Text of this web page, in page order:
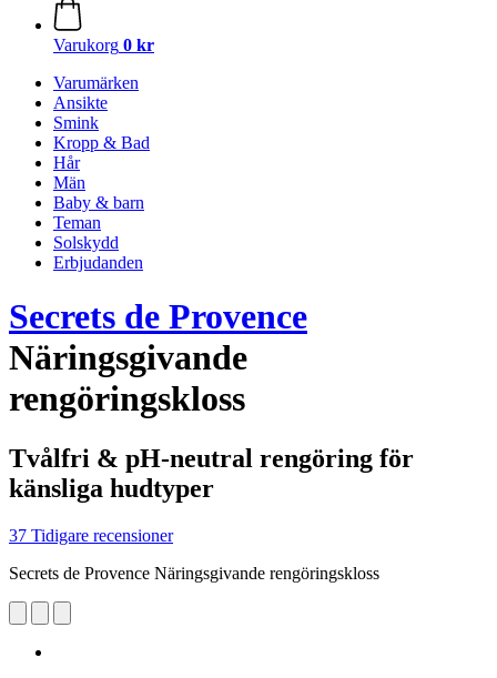
Varukorg 0 kr
Varumärken
Ansikte
Smink
Kropp & Bad
Hår
Män
Baby & barn
Teman
Solskydd
Erbjudanden
Secrets de Provence
Näringsgivande
rengöringskloss
Tvålfri & pH-neutral rengöring för
känsliga hudtyper
37 Tidigare recensioner
Secrets de Provence Näringsgivande rengöringskloss